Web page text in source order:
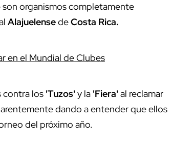
son organismos completamente
AlajuelensedeCosta Rica.
en el Mundial de Clubes
contra los 'Tuzos' y la 'Fiera' al reclamar
dando a entender que ellos
del próximo año.